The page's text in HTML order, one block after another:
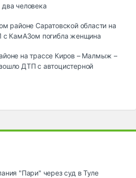
человека
районе Саратовской области на
с КамАЗом погибла женщина
на трассе Киров – Малмыж –
ДТП с автоцистерной
"Пари" через суд в Туле